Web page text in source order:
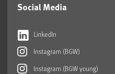
Social Media
LinkedIn
Instagram (BGW)
Instagram (BGW young)